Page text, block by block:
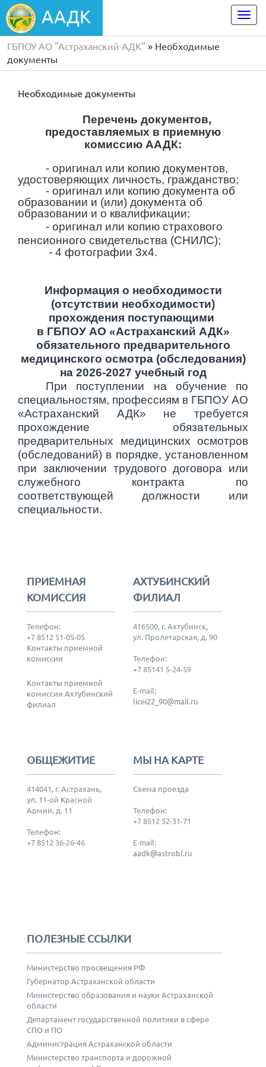
ААДК
ГБПОУ АО "Астраханский АДК" » Необходимые
документы
Необходимые документы
Перечень документов,
предоставляемых в приемную
комиссию ААДК:
- оригинал или копию документов,
удостоверяющих личность, гражданство;
- оригинал или копию документа об
образовании и (или) документа об
образовании и о квалификации;
-оригинал или копию страхового
пенсионного свидетельства (СНИЛС);
- 4 фотографии 3х4.
Информация о необходимости
(отсутствии необходимости)
прохождения поступающими
в ГБПОУ АО «Астраханский АДК»
обязательного предварительного
медицинского осмотра (обследования)
на 2026-2027 учебный год
При поступлении на обучение по
специальностям, профессиям в ГБПОУ АО
«Астраханский АДК» не требуется
прохождение обязательных
предварительных медицинских осмотров
(обследований) в порядке, установленном
при заключении трудового договора или
служебного контракта по
соответствующей должности или
специальности.
ПРИЕМНАЯ
КОМИССИЯ
Телефон:
+7 8512 51-05-05
Контакты приемной
комиссии
Контакты приемной
комиссии Ахтубинский
филиал
АХТУБИНСКИЙ
ФИЛИАЛ
416500, г. Ахтубинск,
ул. Пролетарская, д. 90
Телефон:
+7 85141 5-24-59
E-mail:
licei22_90@mail.ru
ОБЩЕЖИТИЕ
414041, г. Астрахань,
ул. 11-ой Красной
Армии, д. 11
Телефон:
+7 8512 36-26-46
МЫ НА КАРТЕ
Схема проезда
Телефон:
+7 8512 52-31-71
E-mail:
aadk@astrobl.ru
ПОЛЕЗНЫЕ ССЫЛКИ
Министерство просвещения РФ
Губернатор Астраханской области
Министерство образования и науки Астраханской
области
Департамент государственной политики в сфере
СПО и ПО
Администрация Астраханской области
Министерство транспорта и дорожной